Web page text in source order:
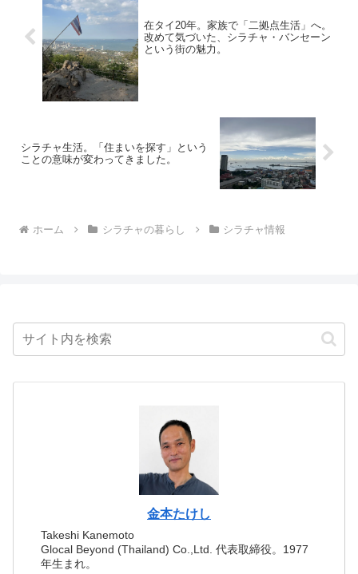
在タイ20年。家族で「二拠点生活」へ。
改めて気づいた、シラチャ・バンセーン
という街の魅力。
シラチャ生活。「住まいを探す」という
ことの意味が変わってきました。
ホーム シラチャの暮らし シラチャ情報
金本たけし
Takeshi Kanemoto
Glocal Beyond (Thailand) Co.,Ltd. 代表取締役。1977
年生まれ。